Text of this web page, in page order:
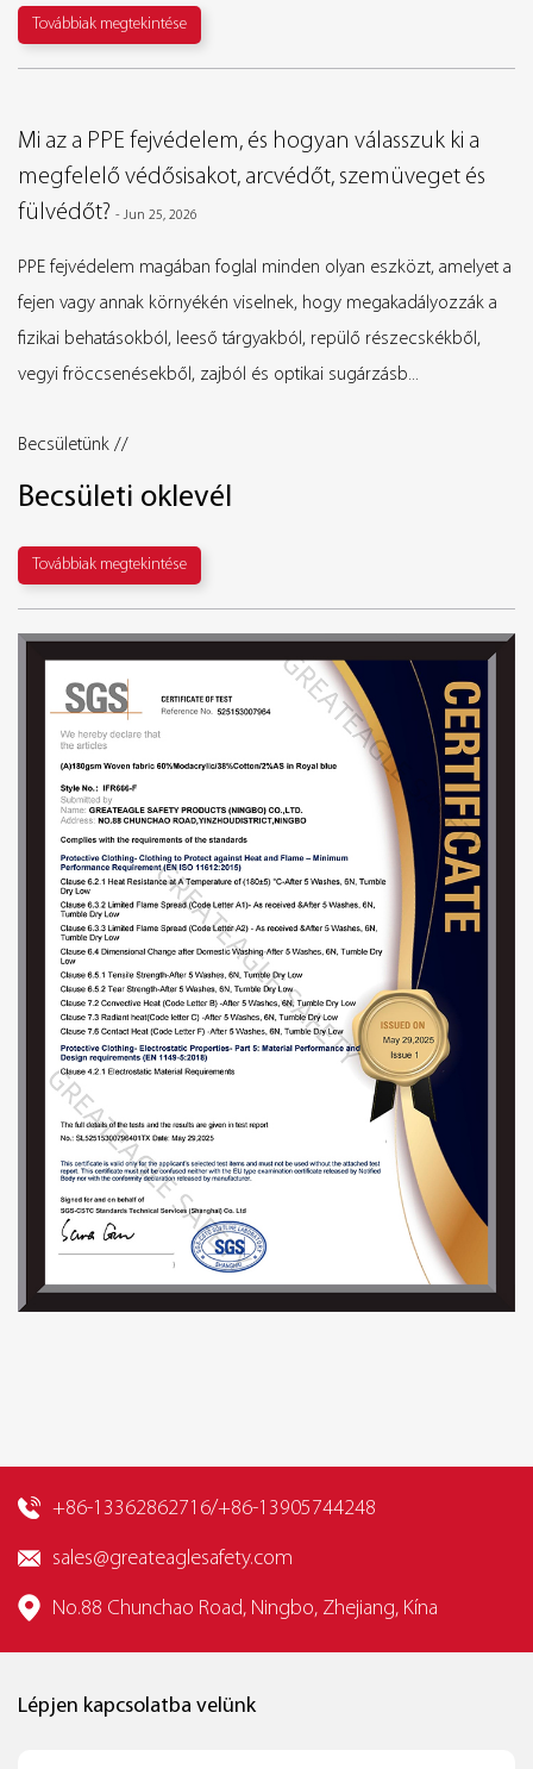
Továbbiak megtekintése
PPE fejvédelem, és hogyan válasszuk ki a
védősisakot, arcvédőt, szemüveget és
Jun 25, 2026
magában foglal minden olyan eszközt, amelyet a
annak környékén viselnek, hogy megakadályozzák a
leeső tárgyakból, repülő részecskékből,
zajból és optikai sugárzásb...
Melyek
kutatók
Becsületünk //
Becsületi oklevél
Továbbiak megtekintése
+86-13362862716/+86-13905744248
sales@greateaglesafety.com
No.88 Chunchao Road, Ningbo, Zhejiang, Kína
Lépjen kapcsolatba velünk